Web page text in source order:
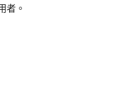
者。